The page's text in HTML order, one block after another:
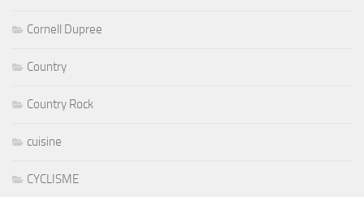
Cornell Dupree
Country
Country Rock
cuisine
CYCLISME